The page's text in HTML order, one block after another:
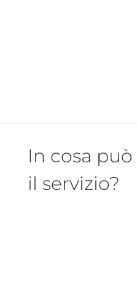
In cosa
il servizio?